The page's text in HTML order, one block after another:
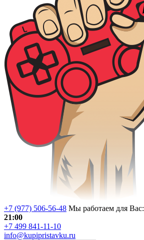
+7 (977) 506-56-48 Мы работаем для Вас:
21:00
+7 499 841-11-10
info@kupipristavku.ru